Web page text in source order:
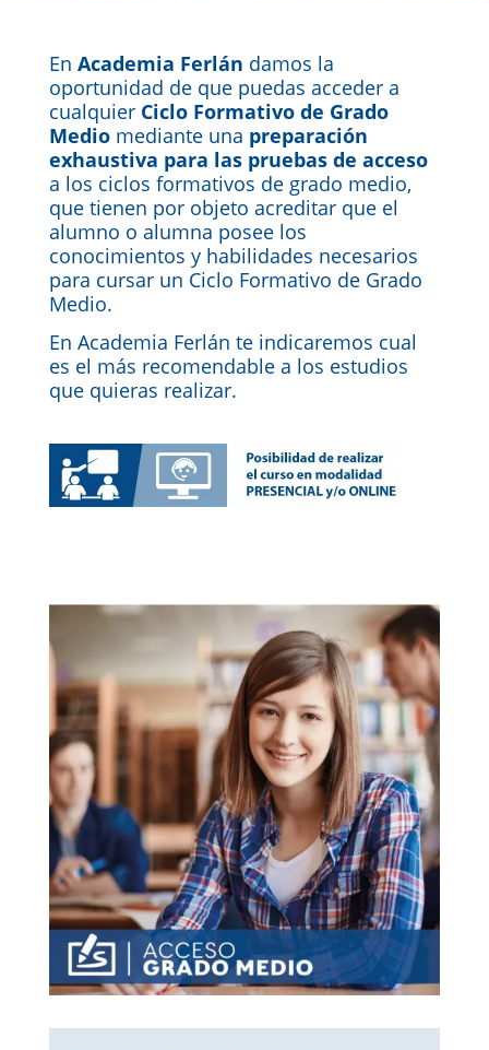
En Academia Ferlán damos la
oportunidad de que puedas acceder a
cualquierCiclo Formativo de Grado
Mediomediante una preparación
exhaustiva para las pruebas de acceso
a los ciclos formativos de grado medio,
que tienen por objeto acreditar que el
alumno o alumna posee los
conocimientos y habilidades necesarios
para cursar un Ciclo Formativo de Grado
Medio.
En Academia Ferlán te indicaremos cual
es el más recomendable a los estudios
que quieras realizar.